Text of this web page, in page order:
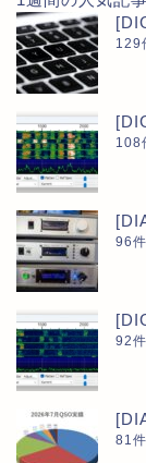
129
108
96
92
81